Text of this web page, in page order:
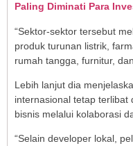
Paling Diminati Para
“Sektor-sektor tersebut
produk turunan listrik,
rumah tangga, furnitur,
Lebih lanjut dia
internasional tetap terlibat
bisnis melalui kolaborasi
“Selain developer lokal,